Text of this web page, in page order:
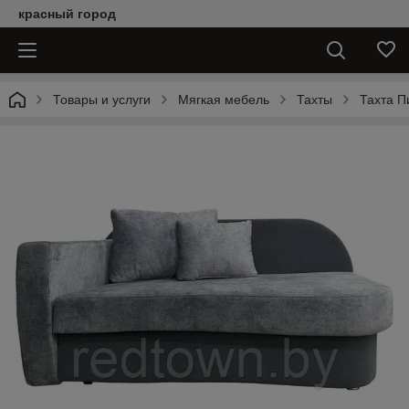
красный город
Товары и услуги Мягкая мебель Тахты Тахта